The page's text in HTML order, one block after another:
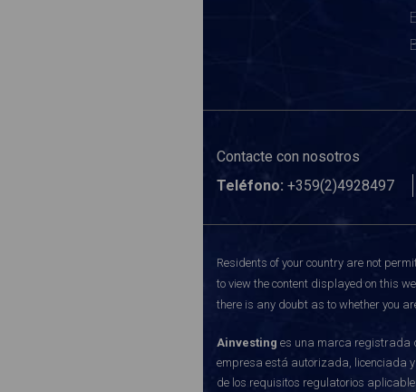
Contacte con nosotros
Teléfono: +359(2)4928497
Residents of your country are not
to view the content displayed on this
there is any doubt as to whether you
Ainvesting es una marca registrada
empresa está autorizada, licenciada
de los requisitos regulatorios